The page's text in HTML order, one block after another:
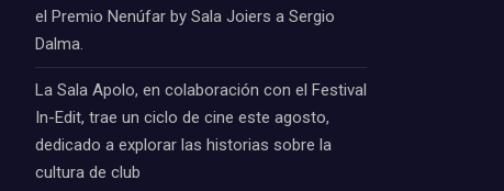
el Premio Nenúfar by Sala Joiers a Sergio
Dalma.
La Sala Apolo, en colaboración con el Festival
In-Edit, trae un ciclo de cine este agosto,
dedicado a explorar las historias sobre la
cultura de club